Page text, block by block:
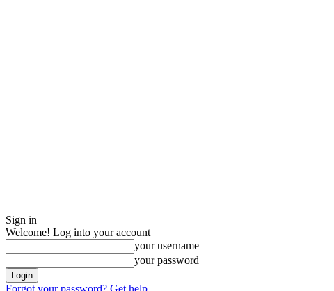
Sign in
Welcome! Log into your account
your username
your password
Forgot your password? Get help